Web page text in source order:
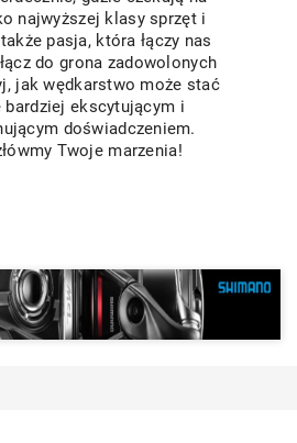
najwyższej klasy sprzęt i
pasja, która łączy nas
do grona zadowolonych
jak wędkarstwo może stać
bardziej ekscytującym i
doświadczeniem.
Twoje marzenia!